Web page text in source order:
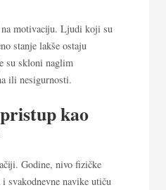
motivaciju. Ljudi koji su
stanje lakše ostaju
su skloni naglim
ili nesigurnosti.
kao
Godine, nivo fizičke
svakodnevne navike utiču